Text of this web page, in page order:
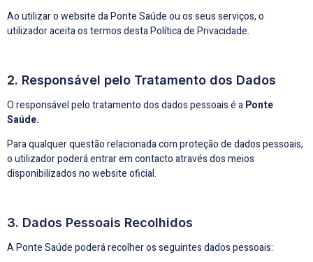
Ao utilizar o website da Ponte Saúde ou os seus serviços, o
utilizador aceita os termos desta Política de Privacidade.
2. Responsável pelo Tratamento dos Dados
O responsável pelo tratamento dos dados pessoais é aPonte
Saúde.
Para qualquer questão relacionada com proteção de dados pessoais,
o utilizador poderá entrar em contacto através dos meios
disponibilizados no website oficial.
3. Dados Pessoais Recolhidos
A Ponte Saúde poderá recolher os seguintes dados pessoais: